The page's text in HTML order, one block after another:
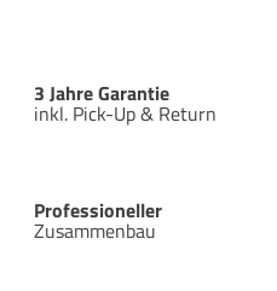
3 Jahre Garantie
inkl. Pick-Up & Return
Professioneller
Zusammenbau